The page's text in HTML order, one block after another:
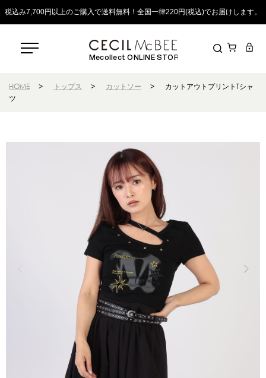
税込み7,700円以上のご購入で送料無料！全国一律220円(税込)でお届けします。
Mecollect ONLINE STORE
HOME > トップス > カットソー >
カットアウトプリントTシャ
ツ